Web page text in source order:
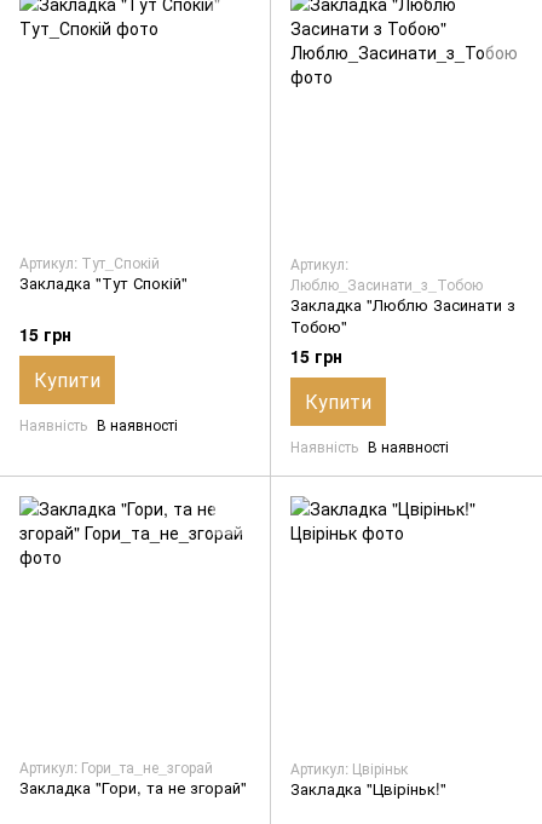
Артикул: Тут_Спокій
Закладка "Тут Спокій"
15 грн
Купити
Наявність В наявності
Артикул:
Люблю_Засинати_з_Тобою
Закладка "Люблю Засинати з
Тобою"
15 грн
Купити
Наявність В наявності
Артикул: Гори_та_не_згорай
Закладка "Гори, та не згорай"
Артикул: Цвіріньк
Закладка "Цвіріньк!"